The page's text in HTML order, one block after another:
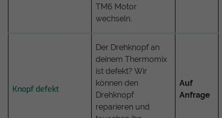
TM6 Motor
wechseln.
Knopf defekt
Der Drehknopf an
deinem Thermomix
ist defekt? Wir
können den
Drehknopf
reparieren und
Auf
Anfrage